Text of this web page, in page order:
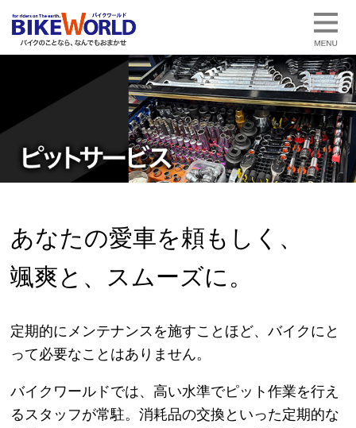
あなたの愛車を頼もしく、
颯爽と、
スムーズに。
定期的にメンテナンスを施すことほど、バイクにと
って必要なことはありません。
バイクワールドでは、高い水準でピット作業を行え
るスタッフが常駐。消耗品の交換といった定期的な